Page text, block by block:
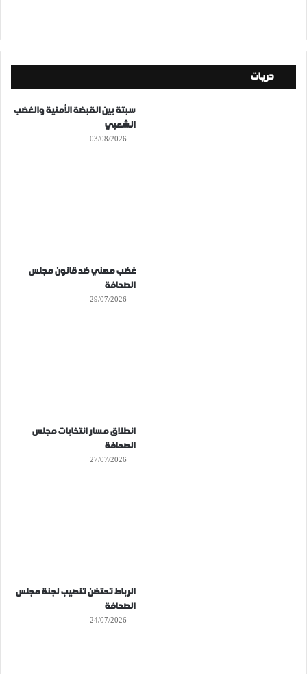
حريات
سبتة بين القبضة الأمنية والغضب
الشعبي
03/08/2026
غضب مهني ضد قانون مجلس
الصحافة
29/07/2026
انطلاق مسار انتخابات مجلس
الصحافة
27/07/2026
الرباط تحتضن تنصيب لجنة مجلس
الصحافة
24/07/2026